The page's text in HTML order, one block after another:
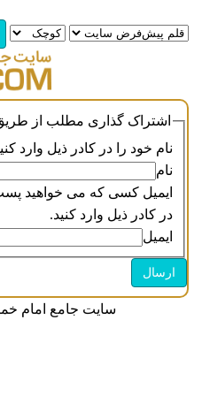
اشتراک گذاری مطلب از
نام خود را در کادر ذیل وارد
نام
ایمیل کسی که می خواهید پست
در کادر ذیل وارد کنید.
ایمیل
سایت جامع امام